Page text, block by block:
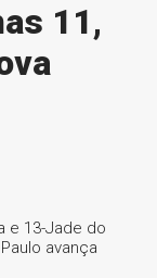
11,
e 13-Jade do
avança